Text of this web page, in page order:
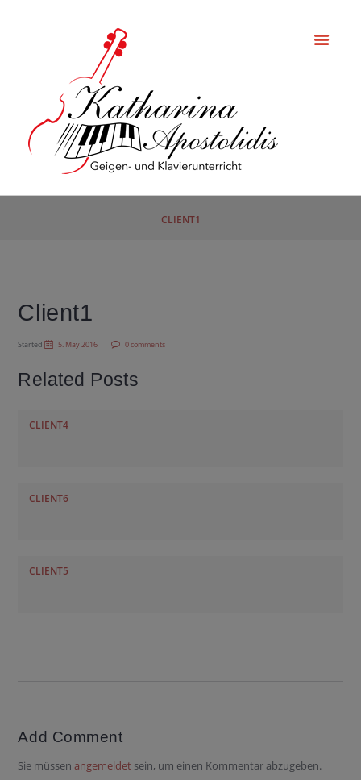
CLIENT1
Client1
Started 5. May 2016 0 comments
Related Posts
CLIENT4
CLIENT6
CLIENT5
Add Comment
Sie müssenangemeldet sein, um einen Kommentar abzugeben.